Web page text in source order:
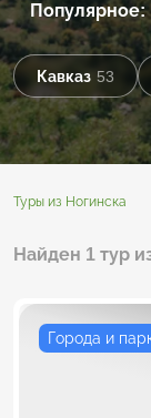
Популярное:
Кавказ 53
Туры из Ногинска
Найден 1 тур
Города и